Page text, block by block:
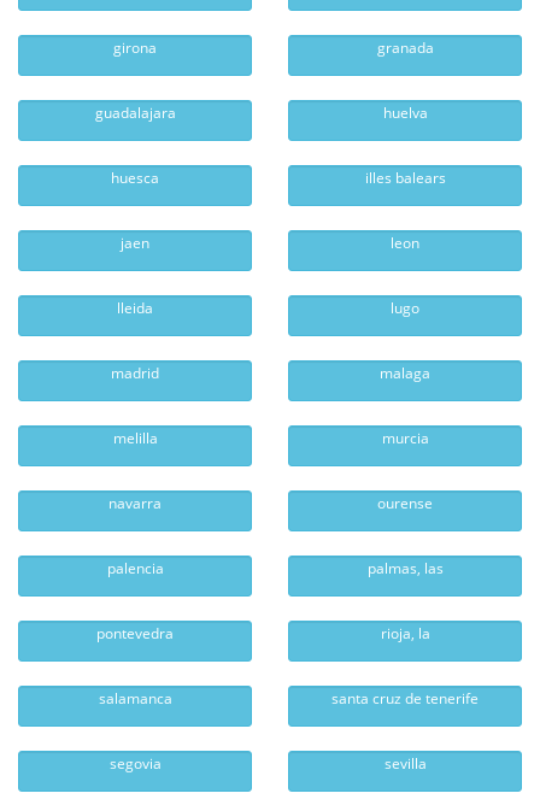
girona granada
guadalajara huelva
huesca illes balears
jaen leon
lleida lugo
madrid malaga
melilla murcia
navarra ourense
palencia palmas, las
pontevedra rioja, la
salamanca santa cruz de tenerife
segovia sevilla